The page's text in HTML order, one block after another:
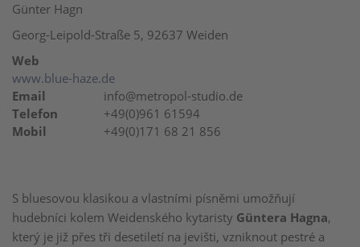
S bluesovou klasikou a vlastními písněmi umožňují
hudebníci kolem Weidenského kytaristy Güntera Hagna,
který je již přes tři desetiletí na jevišti, vzniknout pestré a
Günter Hagn
Georg-Leipold-Straße 5, 92637 Weiden
Web
www.blue-haze.de
Email
info@metropol-studio.de
Telefon
+49(0)961 61594
Mobil
+49(0)171 68 21 856